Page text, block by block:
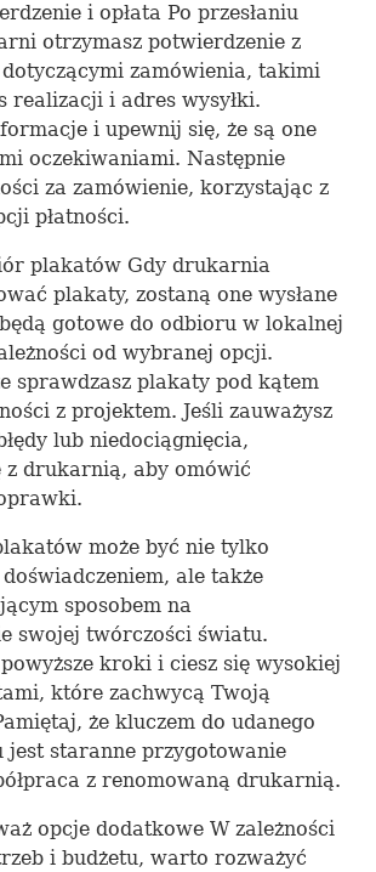
i opłata Po przesłaniu
otrzymasz potwierdzenie z
zamówienia, takimi
realizacji i adres wysyłki.
i upewnij się, że są one
oczekiwaniami. Następnie
za zamówienie, korzystając z
płatności.
plakatów Gdy drukarnia
plakaty, zostaną one wysłane
gotowe do odbioru w lokalnej
od wybranej opcji.
sprawdzasz plakaty pod kątem
z projektem. Jeśli zauważysz
lub niedociągnięcia,
z drukarnią, aby omówić
może być nie tylko
ale także
sposobem na
swojej twórczości światu.
kroki i ciesz się wysokiej
które zachwycą Twoją
że kluczem do udanego
staranne przygotowanie
z renomowaną drukarnią.
opcje dodatkowe W zależności
i budżetu, warto rozważyć